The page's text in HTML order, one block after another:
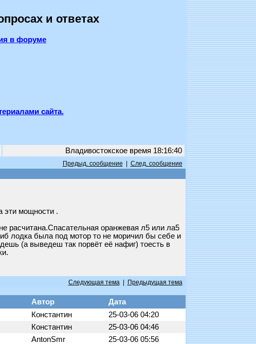
и ответах
в форуме
сайта.
Владивостокское время 18:16:40
Предыд. сообщение
След. сообщение
эти мощности .
расчитана.Спасательная оранжевая л5 или ла5
лодка была под мотор то не моричил бы себе и
(а выведеш так порвёт её нафиг) тоесть в
Следующая тема| Предыдущая тема
Автор
Дата
Константин
25-03-06 04:20
Константин
25-03-06 04:46
AntonSmr
25-03-06 05:56